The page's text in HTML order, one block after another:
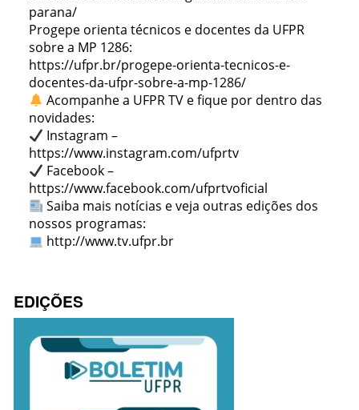
parana/
Progepe orienta técnicos e docentes da UFPR
sobre a MP 1286:
https://ufpr.br/progepe-orienta-tecnicos-e-
docentes-da-ufpr-sobre-a-mp-1286/
Acompanhe a UFPR TV e fique por dentro das
novidades:
Instagram –
https://www.instagram.com/ufprtv
Facebook –
https://www.facebook.com/ufprtvoficial
Saiba mais notícias e veja outras edições dos
nossos programas:
http://www.tv.ufpr.br
EDIÇÕES